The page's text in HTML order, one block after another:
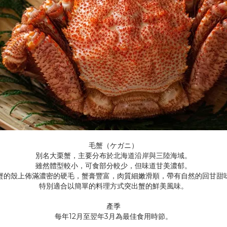
毛蟹（ケガニ）
別名大栗蟹，主要分布於北海道沿岸與三陸海域。
雖然體型較小，可食部分較少，但味道甘美濃郁。
的殼上佈滿濃密的硬毛，蟹膏豐富，肉質細嫩滑順，帶有自然的回甘甜
特別適合以簡單的料理方式突出蟹的鮮美風味。
產季
每年12月至翌年3月為最佳食用時節。